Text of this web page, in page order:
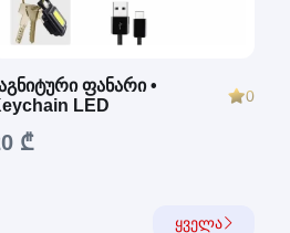
ფანარი •
LED
0
₾
ყველა